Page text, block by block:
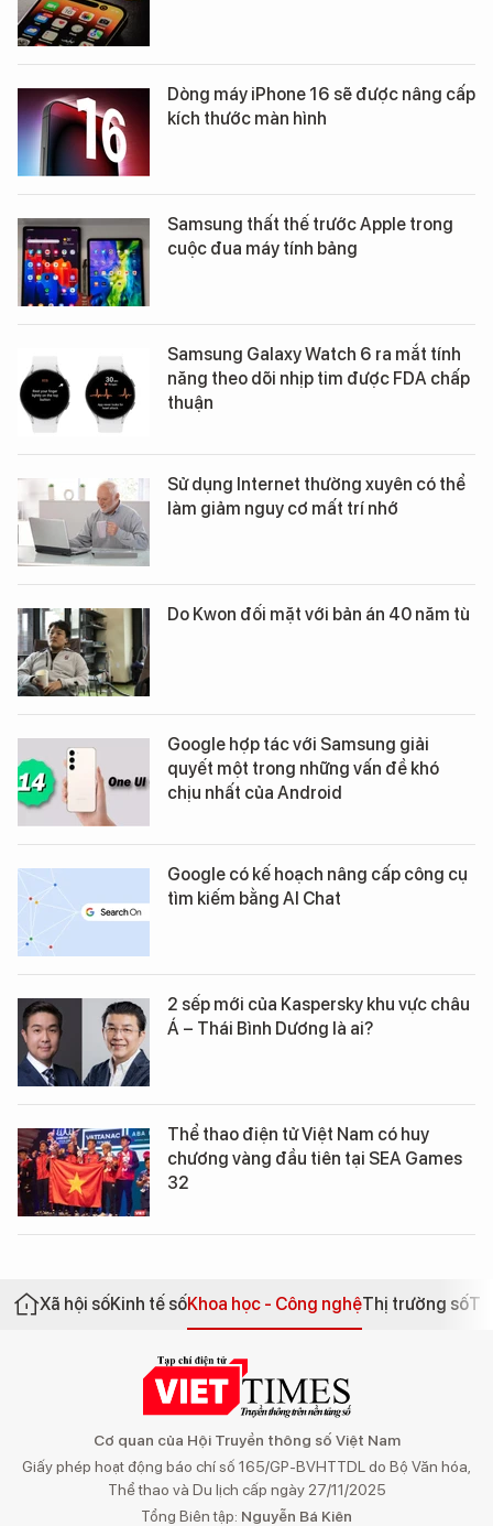
Dòng máy iPhone 16 sẽ được nâng cấp
kích thước màn hình
Samsung thất thế trước Apple trong
cuộc đua máy tính bảng
Samsung Galaxy Watch 6 ra mắt tính
năng theo dõi nhịp tim được FDA chấp
thuận
Sử dụng Internet thường xuyên có thể
làm giảm nguy cơ mất trí nhớ
Do Kwon đối mặt với bản án 40 năm tù
Google hợp tác với Samsung giải
quyết một trong những vấn đề khó
chịu nhất của Android
Google có kế hoạch nâng cấp công cụ
tìm kiếm bằng AI Chat
2 sếp mới của Kaspersky khu vực châu
Á – Thái Bình Dương là ai?
Thể thao điện tử Việt Nam có huy
chương vàng đầu tiên tại SEA Games
32
Xã hội sốKinh tế sốKhoa học - Công nghệThị trường số
Cơ quan của Hội Truyền thông số Việt Nam
Giấy phép hoạt động báo chí số 165/GP-BVHTTDL do Bộ Văn hóa,
Thể thao và Du lịch cấp ngày 27/11/2025
Tổng Biên tập: Nguyễn Bá Kiên